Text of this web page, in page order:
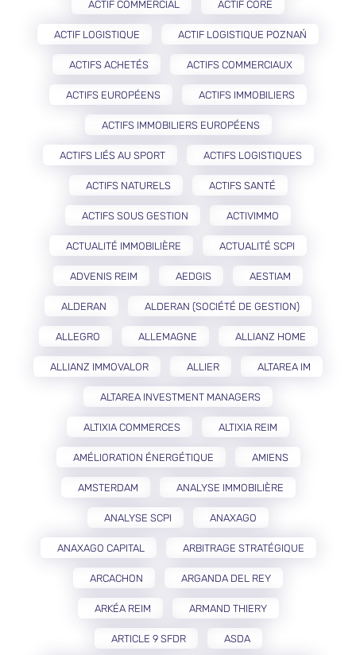
ACTIF COMMERCIAL ACTIF CORE
ACTIF LOGISTIQUE ACTIF LOGISTIQUE POZNAŃ
ACTIFS ACHETÉS ACTIFS COMMERCIAUX
ACTIFS EUROPÉENS ACTIFS IMMOBILIERS
ACTIFS IMMOBILIERS EUROPÉENS
ACTIFS LIÉS AU SPORT ACTIFS LOGISTIQUES
ACTIFS NATURELS ACTIFS SANTÉ
ACTIFS SOUS GESTION ACTIVIMMO
ACTUALITÉ IMMOBILIÈRE ACTUALITÉ SCPI
ADVENIS REIM AEDGIS AESTIAM
ALDERAN ALDERAN (SOCIÉTÉ DE GESTION)
ALLEGRO ALLEMAGNE ALLIANZ HOME
ALLIANZ IMMOVALOR ALLIER ALTAREA IM
ALTAREA INVESTMENT MANAGERS
ALTIXIA COMMERCES ALTIXIA REIM
AMÉLIORATION ÉNERGÉTIQUE AMIENS
AMSTERDAM ANALYSE IMMOBILIÈRE
ANALYSE SCPI ANAXAGO
ANAXAGO CAPITAL ARBITRAGE STRATÉGIQUE
ARCACHON ARGANDA DEL REY
ARKÉA REIM ARMAND THIERY
ARTICLE 9 SFDR ASDA